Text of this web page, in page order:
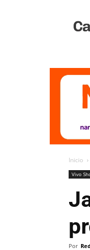
Vivo
Inicio
Vivo
Por